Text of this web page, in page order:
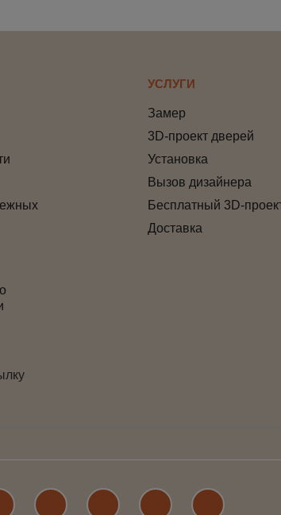
УСЛУГИ
Замер
3D-проект дверей
Установка
Вызов дизайнера
Бесплатный 3D-
Доставка